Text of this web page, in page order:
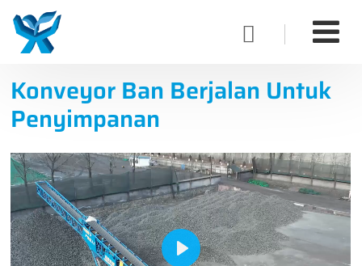

Konveyor Ban Berjalan Untuk
Penyimpanan